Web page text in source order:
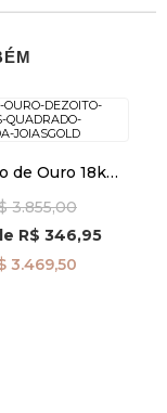
de Ouro 18k
br29488
3.855,00
R$ 346,95
3.469,50